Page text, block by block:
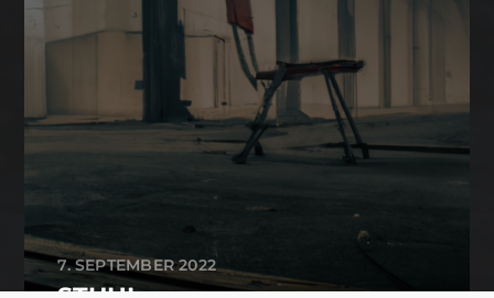
7. SEPTEMBER 2022